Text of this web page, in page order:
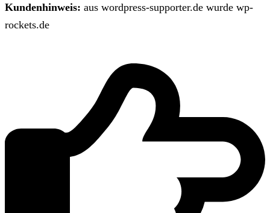
Kundenhinweis: aus wordpress-supporter.de wurde wp-
rockets.de